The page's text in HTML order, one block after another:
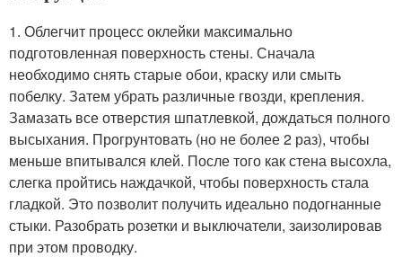
1. Облегчит процесс оклейки максимально
подготовленная поверхность стены. Сначала
необходимо снять старые обои, краску или смыть
побелку. Затем убрать различные гвозди, крепления.
Замазать все отверстия шпатлевкой, дождаться полного
высыхания. Прогрунтовать (но не более 2 раз), чтобы
меньше впитывался клей. После того как стена высохла,
слегка пройтись наждачкой, чтобы поверхность стала
гладкой. Это позволит получить идеально подогнанные
стыки. Разобрать розетки и выключатели, заизолировав
при этом проводку.